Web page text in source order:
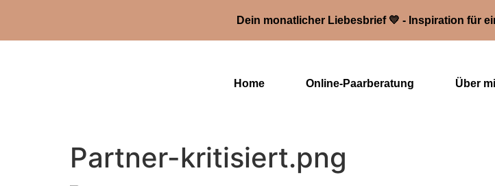
Dein monatlicher Liebesbrief 💛 - Inspiration für
Home Online-Paarberatung Über
Partner-kritisiert.png